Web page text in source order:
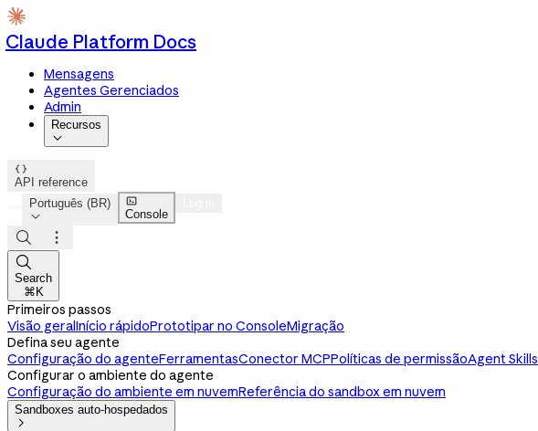
Claude Platform Docs
Mensagens
Agentes Gerenciados
Admin
Recursos


API reference
Português (BR)


Console



Search
⌘K
Primeiros passos
Visão geralInício rápidoPrototipar no ConsoleMigração
Defina seu agente
Configuração do agenteFerramentasConector MCPPolíticas de permissãoAgent Skills
Configurar o ambiente do agente
Configuração do ambiente em nuvemReferência do sandbox em nuvem
Sandboxes auto-hospedados
